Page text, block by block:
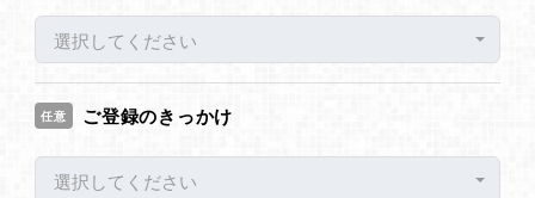
選択してください
任意 ご登録のきっかけ
選択してください